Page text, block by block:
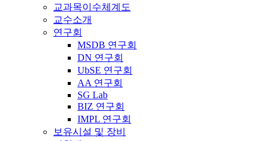
교과목이수체계도
교수소개
연구회
MSDB 연구회
DN 연구회
UbSE 연구회
AA 연구회
SG Lab
BIZ 연구회
IMPL 연구회
보유시설 및 장비